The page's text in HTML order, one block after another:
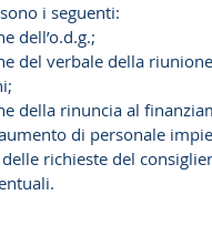
i seguenti:
dell’o.d.g.;
del verbale della
della rinuncia al
di personale
richieste del